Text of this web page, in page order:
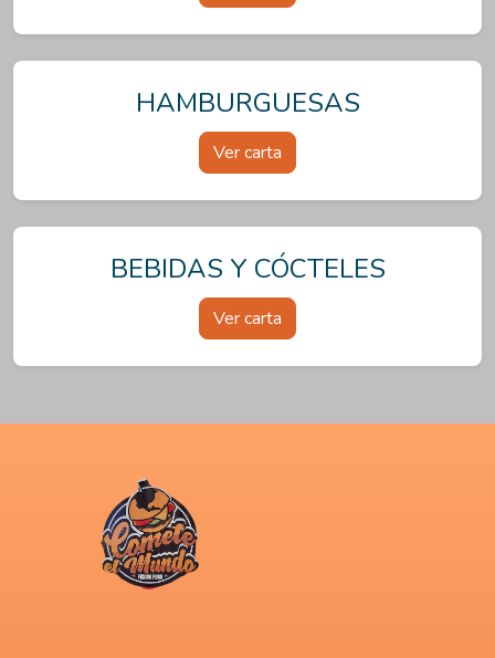
HAMBURGUESAS
Ver carta
BEBIDAS Y CÓCTELES
Ver carta